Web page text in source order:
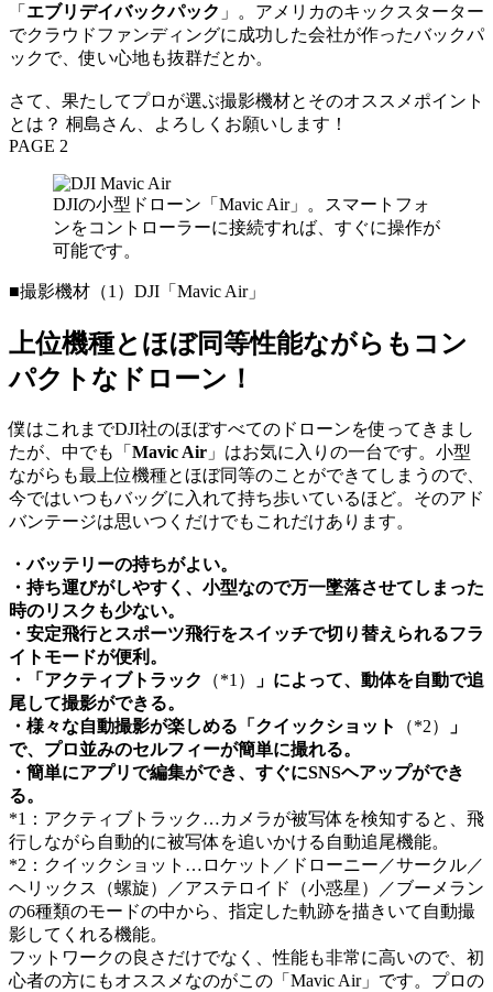
「 エブリデイバックパック 」。アメリカのキックスターター
でクラウドファンディングに成功した会社が作ったバックパ
ックで、使い心地も抜群だとか。
さて、果たしてプロが選ぶ撮影機材とそのオススメポイント
とは？ 桐島さん、よろしくお願いします！
PAGE 2
DJIの小型ドローン「Mavic Air」。スマートフォ
ンをコントローラーに接続すれば、すぐに操作が
可能です。
■撮影機材（1）DJI「Mavic Air」
上位機種とほぼ同等性能ながらもコン
パクトなドローン！
僕はこれまでDJI社のほぼすべてのドローンを使ってきまし
たが、中でも「 Mavic Air 」はお気に入りの一台です。小型
ながらも最上位機種とほぼ同等のことができてしまうので、
今ではいつもバッグに入れて持ち歩いているほど。そのアド
バンテージは思いつくだけでもこれだけあります。
・バッテリーの持ちがよい。
・持ち運びがしやすく、小型なので万一墜落させてしまった
時のリスクも少ない。
・安定飛行とスポーツ飛行をスイッチで切り替えられるフラ
イトモードが便利。
・「アクティブトラック
（*1）
」によって、動体を自動で追
尾して撮影ができる。
・様々な自動撮影が楽しめる「クイックショット
（*2）
」
で、プロ並みのセルフィーが簡単に撮れる。
・簡単にアプリで編集ができ、すぐにSNSヘアップができ
る。
*1：アクティブトラック…カメラが被写体を検知すると、飛
行しながら自動的に被写体を追いかける自動追尾機能。
*2：クイックショット…ロケット／ドローニー／サークル／
ヘリックス（螺旋）／アステロイド（小惑星）／ブーメラン
の6種類のモードの中から、指定した軌跡を描きいて自動撮
影してくれる機能。
フットワークの良さだけでなく、性能も非常に高いので、初
心者の方にもオススメなのがこの「Mavic Air」です。プロの